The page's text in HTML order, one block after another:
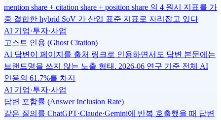
mention share + citation share + position share 의 4 원시 지표를 가
중 결합한 hybrid SoV 가 산업 표준 지표로 자리잡고 있다
AI 기업·투자·사업
고스트 인용 (Ghost Citation)
AI 답변이 페이지를 출처 링크로 인용하면서도 답변 본문에는
브랜드명을 쓰지 않는 노출 형태. 2026-06 연구 기준 전체 AI
인용의 61.7%를 차지
AI 기업·투자·사업
답변 포함률 (Answer Inclusion Rate)
같은 질의를 ChatGPT·Claude·Gemini에 반복 호출했을 때 답변